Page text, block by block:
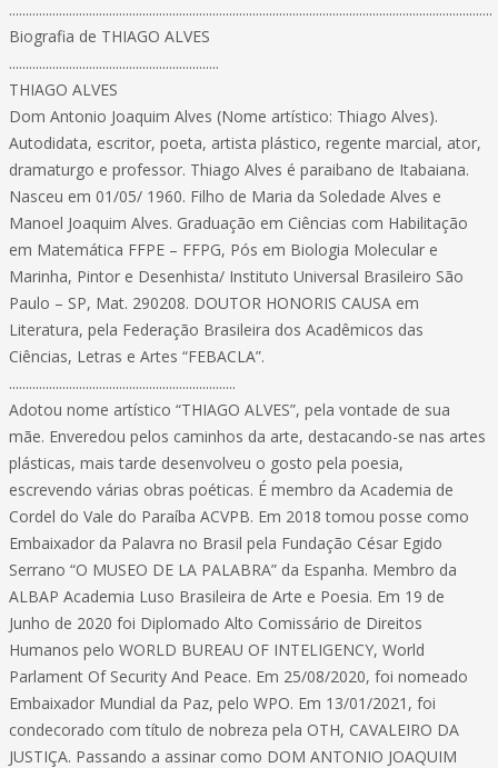
.................................................................................................................................................
Biografia de THIAGO ALVES
...............................................................
THIAGO ALVES
Dom Antonio Joaquim Alves (Nome artístico: Thiago Alves).
Autodidata, escritor, poeta, artista plástico, regente marcial, ator,
dramaturgo e professor. Thiago Alves é paraibano de Itabaiana.
Nasceu em 01/05/ 1960. Filho de Maria da Soledade Alves e
Manoel Joaquim Alves. Graduação em Ciências com Habilitação
em Matemática FFPE – FFPG, Pós em Biologia Molecular e
Marinha, Pintor e Desenhista/ Instituto Universal Brasileiro São
Paulo – SP, Mat. 290208. DOUTOR HONORIS CAUSA em
Literatura, pela Federação Brasileira dos Acadêmicos das
Ciências, Letras e Artes “FEBACLA”.
....................................................................
Adotou nome artístico “THIAGO ALVES”, pela vontade de sua
mãe. Enveredou pelos caminhos da arte, destacando-se nas artes
plásticas, mais tarde desenvolveu o gosto pela poesia,
escrevendo várias obras poéticas. É membro da Academia de
Cordel do Vale do Paraíba ACVPB. Em 2018 tomou posse como
Embaixador da Palavra no Brasil pela Fundação César Egido
Serrano “O MUSEO DE LA PALABRA” da Espanha. Membro da
ALBAP Academia Luso Brasileira de Arte e Poesia. Em 19 de
Junho de 2020 foi Diplomado Alto Comissário de Direitos
Humanos pelo WORLD BUREAU OF INTELIGENCY, World
Parlament Of Security And Peace. Em 25/08/2020, foi nomeado
Embaixador Mundial da Paz, pelo WPO. Em 13/01/2021, foi
condecorado com título de nobreza pela OTH, CAVALEIRO DA
JUSTIÇA. Passando a assinar como DOM ANTONIO JOAQUIM